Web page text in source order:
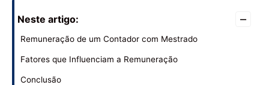
Neste artigo: –
Remuneração de um Contador com Mestrado
Fatores que Influenciam a Remuneração
Conclusão